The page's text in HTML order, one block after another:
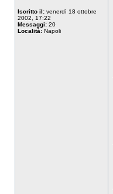
Iscritto il: venerdì 18 ottobre
2002, 17:22
Messaggi: 20
Località: Napoli